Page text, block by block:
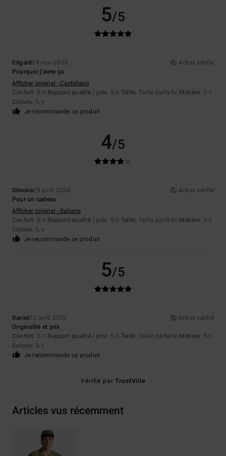
5/5
Edgard24 mai 2026
Achat vérifié
Pourquoi j'aime ça
Afficher original - Castellano
Confort: 5/5 Rapport qualité / prix: 5/5 Taille: Taille parfaite Matière: 5/5
Coloris: 5/5
Je recommande ce produit
4/5
Simona28 avril 2026
Achat vérifié
Pour un cadeau
Afficher original - Italiano
Confort: 5/5 Rapport qualité / prix: 5/5 Taille: Taille parfaite Matière: 3/5
Coloris: 5/5
Je recommande ce produit
5/5
Daniel22 avril 2026
Achat vérifié
Originalité et prix
Confort: 5/5 Rapport qualité / prix: 5/5 Taille: Taille parfaite Matière: 5/5
Coloris: 5/5
Je recommande ce produit
Vérifié parTrustVille
Articles vus récemment